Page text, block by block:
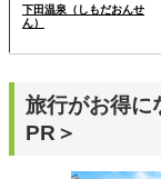
下田温泉（しもだおんせ
ん）
旅行がお得に
PR＞